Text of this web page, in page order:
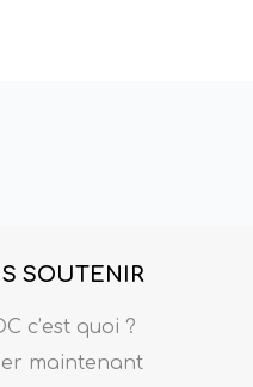
SOUTENIR
c’est quoi ?
maintenant